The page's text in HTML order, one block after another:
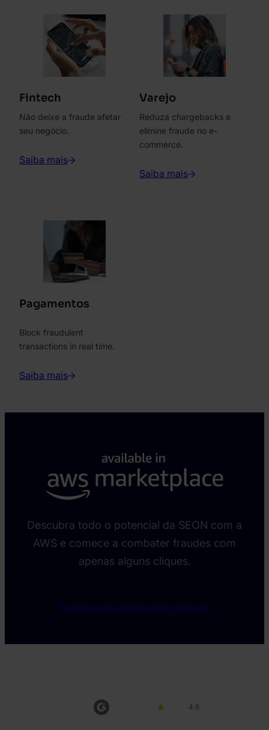
Fintech
Não deixe a fraude afetar
seu negócio.
Saiba mais
Varejo
Reduza chargebacks e
elimine fraude no e-
commerce.
Saiba mais
Pagamentos
Block fraudulent
transactions in real time.
Saiba mais
Descubra todo o potencial da SEON com a
AWS e comece a combater fraudes com
apenas alguns cliques.
Solicite uma oferta personalizada
4.6